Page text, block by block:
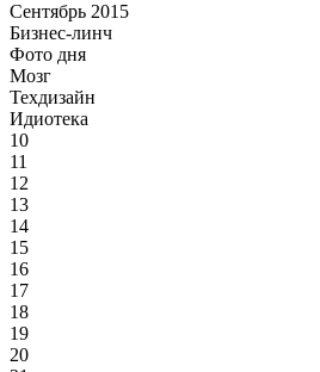
Сентябрь 2015
Бизнес-линч
Фото дня
Мозг
Техдизайн
Идиотека
10
11
12
13
14
15
16
17
18
19
20